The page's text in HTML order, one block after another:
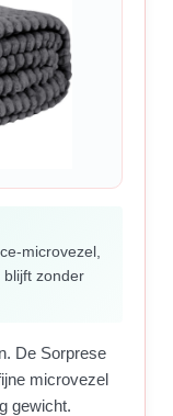
microvezel,
zonder
De Sorprese
microvezel
gewicht.